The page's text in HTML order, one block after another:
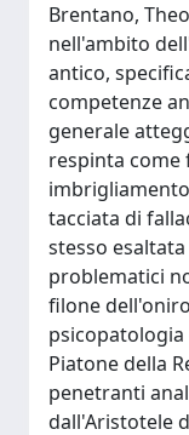
Brentano,
nell'ambito
antico,
competenze
generale
respinta
tacciata di
stesso
problematici
filone
Piatone della
penetranti
dall'Aristotele